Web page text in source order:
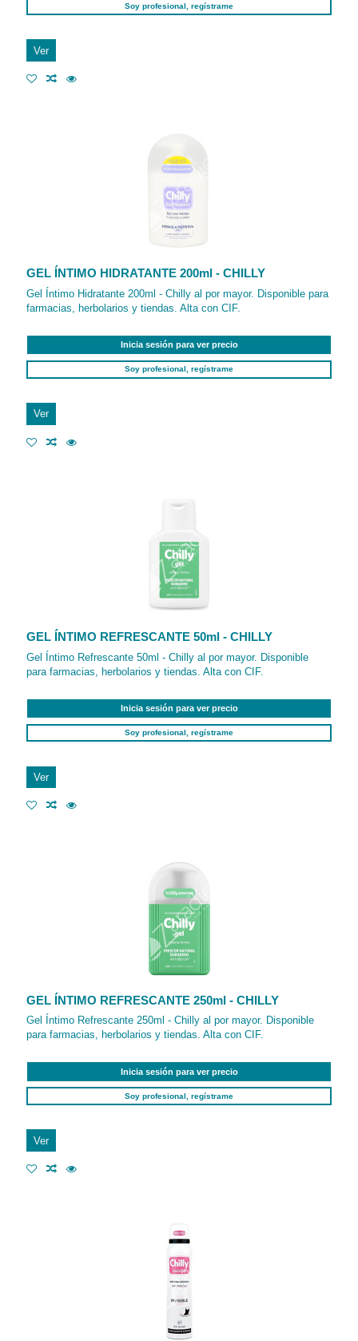
Soy profesional, regístrame
Ver
GEL ÍNTIMO HIDRATANTE 200ml - CHILLY
Gel Íntimo Hidratante 200ml - Chilly al por mayor. Disponible para
farmacias, herbolarios y tiendas. Alta con CIF.
Inicia sesión para ver precio
Soy profesional, regístrame
Ver
GEL ÍNTIMO REFRESCANTE 50ml - CHILLY
Gel Íntimo Refrescante 50ml - Chilly al por mayor. Disponible
para farmacias, herbolarios y tiendas. Alta con CIF.
Inicia sesión para ver precio
Soy profesional, regístrame
Ver
GEL ÍNTIMO REFRESCANTE 250ml - CHILLY
Gel Íntimo Refrescante 250ml - Chilly al por mayor. Disponible
para farmacias, herbolarios y tiendas. Alta con CIF.
Inicia sesión para ver precio
Soy profesional, regístrame
Ver